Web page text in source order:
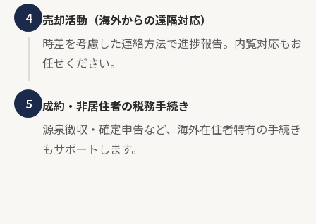
4
売却活動（海外からの遠隔対応）
時差を考慮した連絡方法で進捗報告。内覧対応もお
任せください。
5
成約・非居住者の税務手続き
源泉徴収・確定申告など、海外在住者特有の手続き
もサポートします。